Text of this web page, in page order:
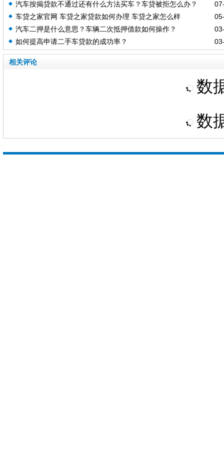
汽车按揭贷款不通过还有什么方法买车？车贷被拒怎么办？
车贷之家官网 车贷之家贷款如何办理 车贷之家怎么样
汽车二押是什么意思？车辆二次抵押借款如何操作？
如何提高申请二手车贷款的成功率？
相关评论
数
数